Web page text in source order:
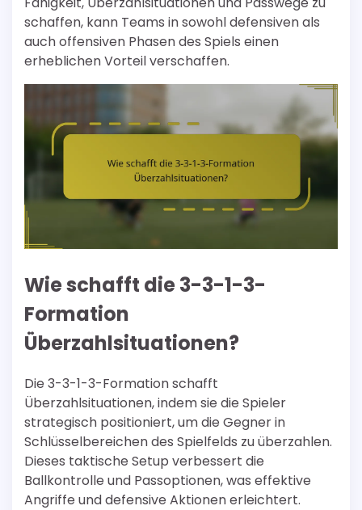
schaffen, kann Teams in sowohl defensiven als
auch offensiven Phasen des Spiels einen
erheblichen Vorteil verschaffen.
Wie schafft die 3-3-1-3-
Formation
Überzahlsituationen?
Die 3-3-1-3-Formation schafft
Überzahlsituationen, indem sie die Spieler
strategisch positioniert, um die Gegner in
Schlüsselbereichen des Spielfelds zu überzahlen.
Dieses taktische Setup verbessert die
Ballkontrolle und Passoptionen, was effektive
Angriffe und defensive Aktionen erleichtert.